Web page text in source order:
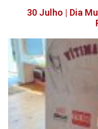
30 Julho | Dia